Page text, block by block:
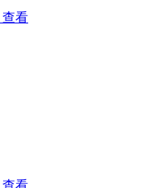
查看
查看